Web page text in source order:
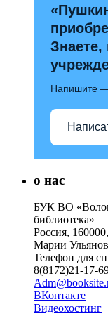
Знаете,
Напишите
о нас
БУК ВО
библиотека»
Россия,
Марии
Телефон для
8(8172)21-17-
ВКонтакте
Видеохостинг